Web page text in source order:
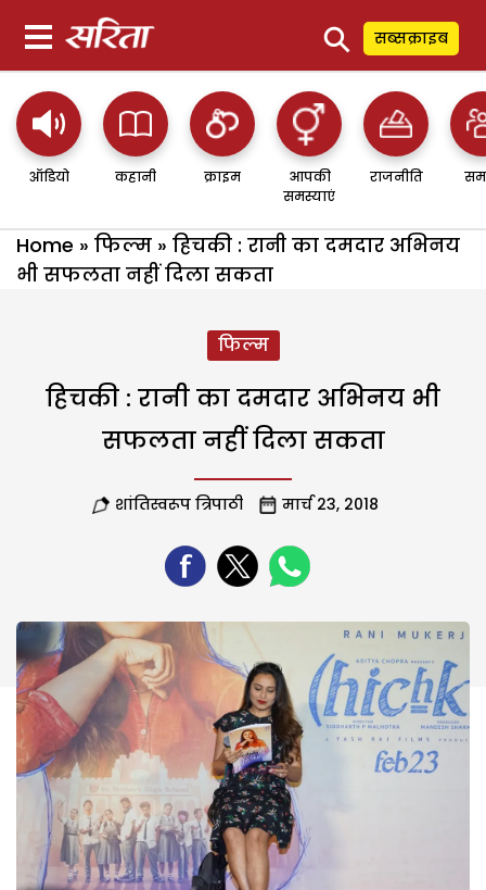
⚲ सब्सक्राइब
ऑडियो कहानी क्राइम
आपकी
समस्याएं
राजनीति
Home » फिल्म » हिचकी : रानी का दमदार अभिनय
भी सफलता नहीं दिला सकता
फिल्म
हिचकी : रानी का दमदार अभिनय भी
सफलता नहीं दिला सकता
शांतिस्वरूप त्रिपाठी मार्च 23, 2018